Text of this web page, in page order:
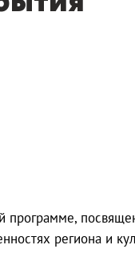
программе,
региона и